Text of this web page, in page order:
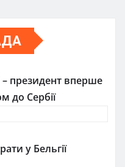
президент вперше
до Сербії
у Бельгії